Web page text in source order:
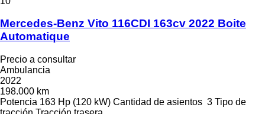
Mercedes-Benz Vito 116CDI 163cv 2022 Boite
Automatique
Precio a consultar
Ambulancia
2022
198.000 km
Potencia 163 Hp (120 kW) Cantidad de asientos 3 Tipo de